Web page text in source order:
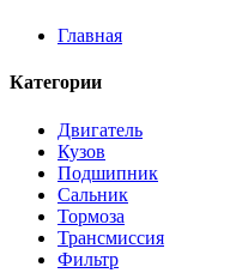
Главная
Категории
Двигатель
Кузов
Подшипник
Сальник
Тормоза
Трансмиссия
Фильтр